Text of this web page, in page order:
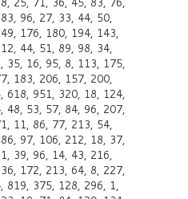
96, 27, 33, 44, 50,
176, 180, 194, 143,
44, 51, 89, 98, 34,
35, 16, 95, 8, 113, 175,
183, 206, 157, 200,
618, 951, 320, 18, 124,
48, 53, 57, 84, 96, 207,
11, 86, 77, 213, 54,
97, 106, 212, 18, 37,
39, 96, 14, 43, 216,
172, 213, 64, 8, 227,
819, 375, 128, 296, 1,